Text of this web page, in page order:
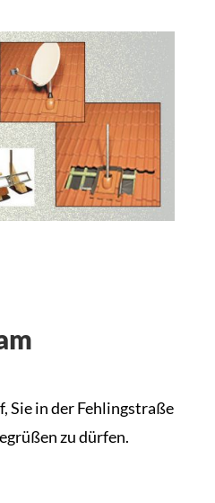
Sie in der Fehlingstraße
zu dürfen.